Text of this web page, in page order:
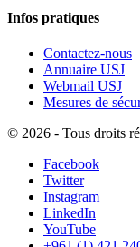
Infos pratiques
Contactez-nous
Annuaire USJ
Webmail USJ
Mesures de
© 2026 - Tous droits
Facebook
Twitter
Instagram
LinkedIn
YouTube